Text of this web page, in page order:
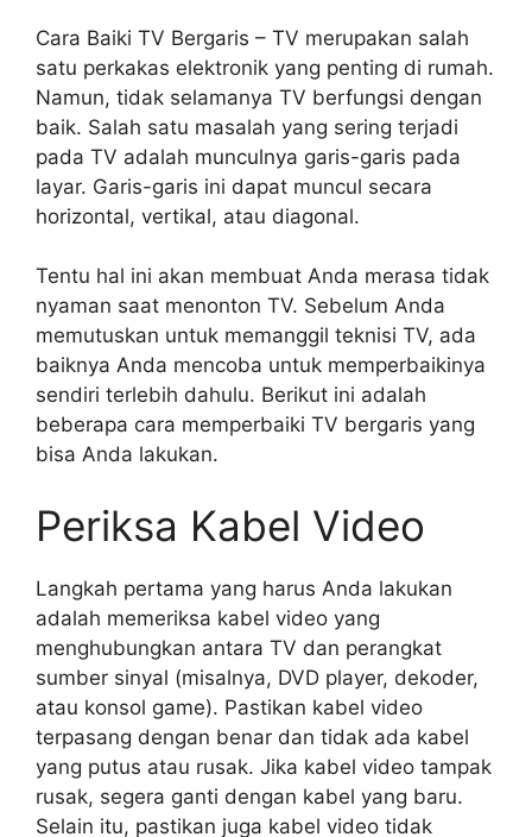
Cara Baiki TV Bergaris – TV merupakan salah
satu perkakas elektronik yang penting di rumah.
Namun, tidak selamanya TV berfungsi dengan
baik. Salah satu masalah yang sering terjadi
pada TV adalah munculnya garis-garis pada
layar. Garis-garis ini dapat muncul secara
horizontal, vertikal, atau diagonal.
Tentu hal ini akan membuat Anda merasa tidak
nyaman saat menonton TV. Sebelum Anda
memutuskan untuk memanggil teknisi TV, ada
baiknya Anda mencoba untuk memperbaikinya
sendiri terlebih dahulu. Berikut ini adalah
beberapa cara memperbaiki TV bergaris yang
bisa Anda lakukan.
Periksa Kabel Video
Langkah pertama yang harus Anda lakukan
adalah memeriksa kabel video yang
menghubungkan antara TV dan perangkat
sumber sinyal (misalnya, DVD player, dekoder,
atau konsol game). Pastikan kabel video
terpasang dengan benar dan tidak ada kabel
yang putus atau rusak. Jika kabel video tampak
rusak, segera ganti dengan kabel yang baru.
Selain itu, pastikan juga kabel video tidak